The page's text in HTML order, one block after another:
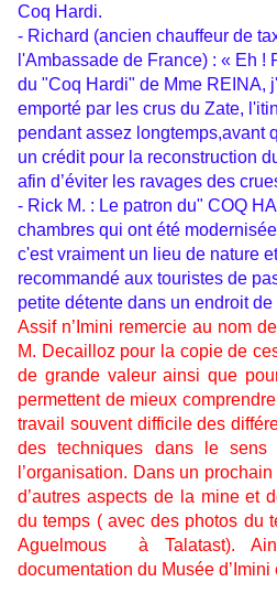
Coq Hardi.
- Richard (ancien chauffeur de
l'Ambassade de France) : « Eh !
du "Coq Hardi" de Mme REINA,
emporté par les crus du Zate,
pendant assez longtemps,avant
un crédit pour la reconstruction
afin d’éviter les ravages des
- Rick M. : Le patron du" COQ
chambres qui ont été
c'est vraiment un lieu de nature
recommandé aux touristes de
petite détente dans un endroit de
Assif n’Imini remercie au nom
M. Decailloz pour la copie de
de grande valeur ainsi que
permettent de mieux
travail souvent difficile des
des techniques dans le sens
l’organisation. Dans un
d’autres aspects de la mine et
du temps ( avec des photos du
Aguelmous à Talatast).
documentation du Musée d’Imini